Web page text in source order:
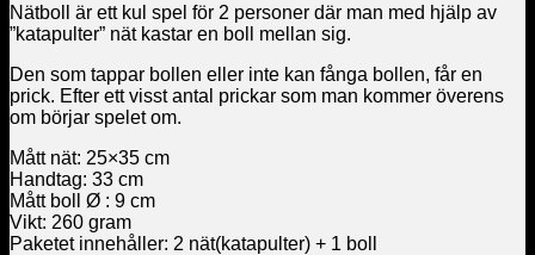
Nätboll är ett kul spel för 2 personer där man med hjälp av
”katapulter” nät kastar en boll mellan sig.
Den som tappar bollen eller inte kan fånga bollen, får en
prick. Efter ett visst antal prickar som man kommer överens
om börjar spelet om.
Mått nät: 25×35 cm
Handtag: 33 cm
Mått boll Ø : 9 cm
Vikt: 260 gram
Paketet innehåller: 2 nät(katapulter) + 1 boll